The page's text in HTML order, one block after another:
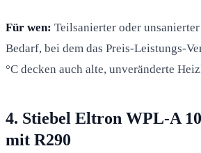
Für wen: Teilsanierter oder
Bedarf, bei dem das Preis-Leistungs-
°C decken auch alte, unveränderte
4. Stiebel Eltron WPL-A
mit R290